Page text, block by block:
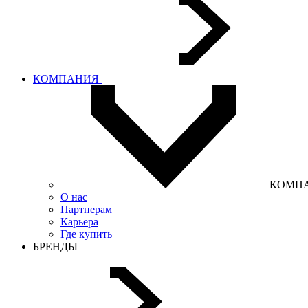
КОМПАНИЯ
О нас
Партнерам
Карьера
Где купить
БРЕНДЫ